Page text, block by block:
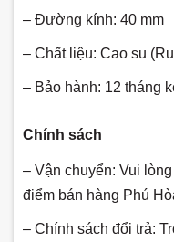
– Đường kính: 40 mm
– Chất liệu: Cao su
– Bảo hành: 12 tháng
Chính sách
– Vận chuyển: Vui
điểm bán hàng Phú
– Chính sách đổi trả: